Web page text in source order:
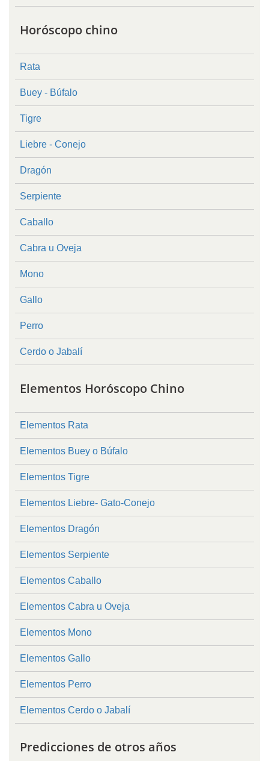
Horóscopo chino
Rata
Buey - Búfalo
Tigre
Liebre - Conejo
Dragón
Serpiente
Caballo
Cabra u Oveja
Mono
Gallo
Perro
Cerdo o Jabalí
Elementos Horóscopo Chino
Elementos Rata
Elementos Buey o Búfalo
Elementos Tigre
Elementos Liebre- Gato-Conejo
Elementos Dragón
Elementos Serpiente
Elementos Caballo
Elementos Cabra u Oveja
Elementos Mono
Elementos Gallo
Elementos Perro
Elementos Cerdo o Jabalí
Predicciones de otros años